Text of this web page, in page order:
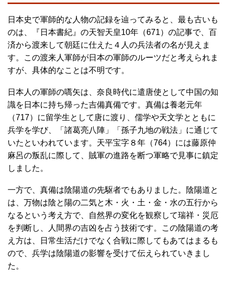
日本史で軍師的な人物の記録を辿ってみると、最も古いも
のは、『日本書紀』の天智天皇10年（671）の記事で、百
済から渡来して朝廷に仕えた４人の兵法者の名が見えま
す。この渡来人軍師が日本の軍師のルーツだと考えられま
すが、具体的なことは不明です。
日本人の軍師の嚆矢は、奈良時代に遣唐使として中国の知
識を日本に持ち帰った吉備真備です。真備は養老元年
（717）に留学生として唐に渡り、儒学や天文学とともに
兵学を学び、「諸葛亮八陣」「孫子九地の戦法」に通じて
いたといわれています。天平宝字８年（764）には藤原仲
麻呂の叛乱に際して、賊軍の進路を断つ軍略で見事に鎮定
しました。
一方で、真備は陰陽道の先駆者でもありました。陰陽道と
は、万物は陰と陽の二気と木・火・土・金・水の五行から
なるという考え方で、自然界の変化を観察して瑞祥・災厄
を判断し、人間界の吉凶を占う技術です。この陰陽道の考
え方は、日常生活だけでなく合戦に際してもあてはまるも
ので、兵学は陰陽道の影響を受けて伝えられていきまし
た。